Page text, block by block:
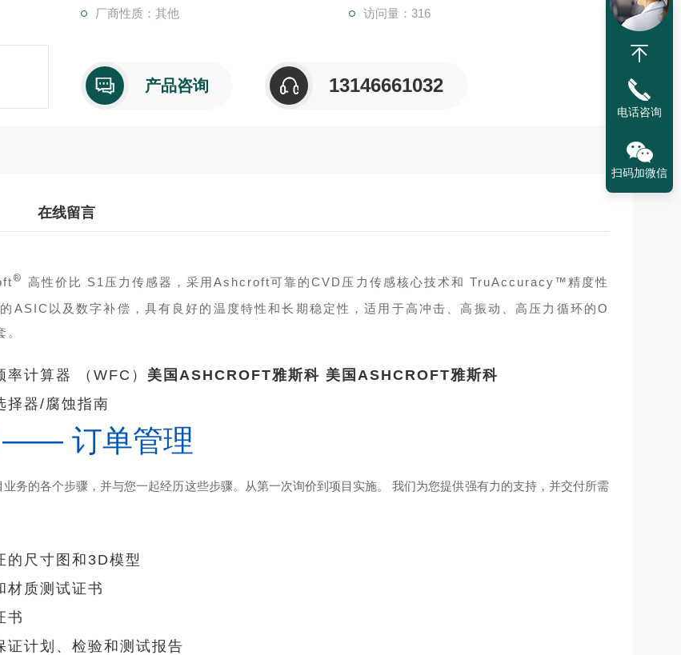
厂商性质：其他 访问量：316
产品咨询 13146661032
在线留言
® 高性价比 S1压力传感器，采用Ashcroft可靠的CVD压力传感核心技术和 TruAccuracy™精度性
ASIC以及数字补偿，具有良好的温度特性和长期稳定性，适用于高冲击、高振动、高压力循环的O
率计算器 （WFC） 美国ASHCROFT雅斯科 美国ASHCROFT雅斯科
择器/腐蚀指南
—— 订单管理
业务的各个步骤，并与您一起经历这些步骤。从第一次询价到项目实施。 我们为您提供强有力的支持，并交付所需
的尺寸图和3D模型
材质测试证书
书
证计划、检验和测试报告
电话咨询
扫码加微信